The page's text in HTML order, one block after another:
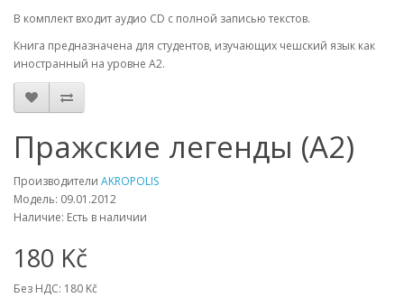
В комплект входит аудио CD с полной записью текстов.
Книга предназначена для студентов, изучающих чешский язык как
иностранный на уровне А2.
Пражские легенды (А2)
Производители AKROPOLIS
Модель: 09.01.2012
Наличие: Есть в наличии
180 Kč
Без НДС: 180 Kč